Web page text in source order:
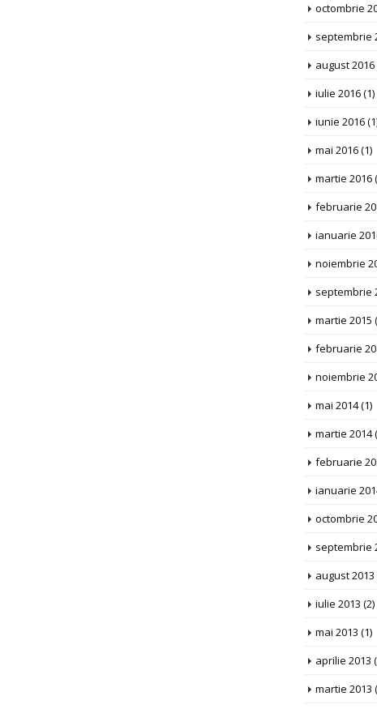
octombrie
septembrie
august 2016
iulie 2016(1)
iunie 2016
mai 2016(1)
martie 2016
februarie
ianuarie
noiembrie
septembrie
martie 2015
februarie
noiembrie
mai 2014(1)
martie 2014
februarie
ianuarie
octombrie
septembrie
august 2013
iulie 2013 (2)
mai 2013 (1)
aprilie 2013
martie 2013